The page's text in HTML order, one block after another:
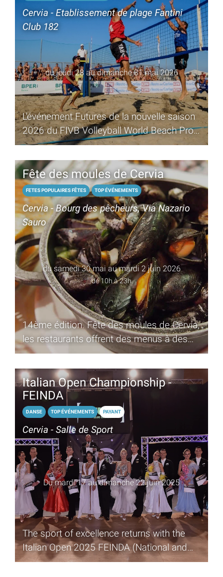
Cervia - Etablissement de plage Fantini
Club 182
du jeudi 28 au dimanche 31 mai 2026
L'événement Futures de la nouvelle saison
2026 du FIVB Volleyball World Beach Pro
Tour revient sur la plage de Cervia
Fête des moules de Cervia
FETES POPULAIRES FÊTES TOP ÉVÉNEMENTS
Cervia - Bourg des pêcheurs, Via Nazario
Sauro
du samedi 30 mai au mardi 2 juin 2026
de 10h à 23h
14ème édition. Fête des moules de Cervia,
les restaurants offrent des menus à des
prix conventionnés
Italian Open Championship -
FEINDA
DANSE TOP ÉVÉNEMENTS PAYANT
Cervia - Salle de Sport
Du mardi 17 au dimanche 22 juin 2025
The sport of excellence returns with the
Italian Open 2025 FEINDA (National and
International Dance Festival)